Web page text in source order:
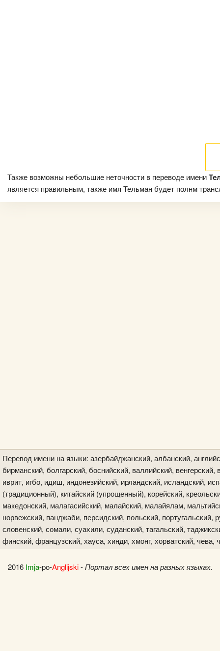
Также возможны небольшие неточности в переводе имени
является правильным, также имя Тельман будет полнм
Перевод имени на языки: азербайджанский, албанский,
бирманский, болгарский, боснийский, валлийский, венгерский,
иврит, игбо, идиш, индонезийский, ирландский, исландский,
(традиционный), китайский (упрощенный), корейский,
македонский, малагасийский, малайский, малайялам,
норвежский, панджаби, персидский, польский, португальский,
словенский, сомали, суахили, суданский, тагальский,
финский, французский, хауса, хинди, хмонг, хорватский,
2016 Imja-po-Anglijski-Портал всех имен на разных языках.